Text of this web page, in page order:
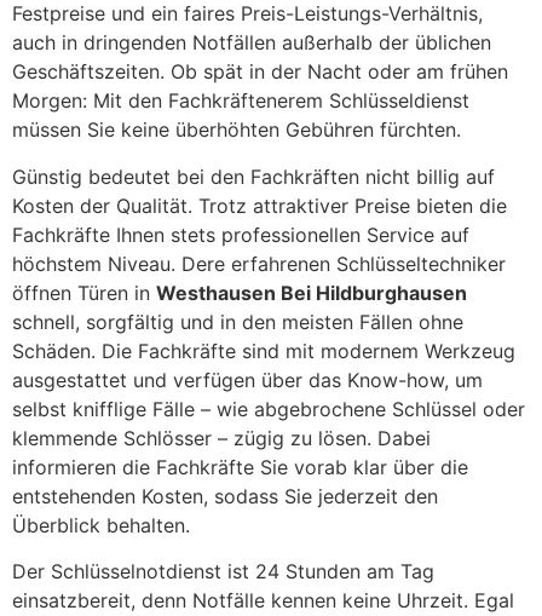
Festpreise und ein faires Preis-Leistungs-Verhältnis,
auch in dringenden Notfällen außerhalb der üblichen
Geschäftszeiten. Ob spät in der Nacht oder am frühen
Morgen: Mit den Fachkräftenerem Schlüsseldienst
müssen Sie keine überhöhten Gebühren fürchten.
Günstig bedeutet bei den Fachkräften nicht billig auf
Kosten der Qualität. Trotz attraktiver Preise bieten die
Fachkräfte Ihnen stets professionellen Service auf
höchstem Niveau. Dere erfahrenen Schlüsseltechniker
öffnen Türen in Westhausen Bei Hildburghausen
schnell, sorgfältig und in den meisten Fällen ohne
Schäden. Die Fachkräfte sind mit modernem Werkzeug
ausgestattet und verfügen über das Know-how, um
selbst knifflige Fälle – wie abgebrochene Schlüssel oder
klemmende Schlösser – zügig zu lösen. Dabei
informieren die Fachkräfte Sie vorab klar über die
entstehenden Kosten, sodass Sie jederzeit den
Überblick behalten.
Der Schlüsselnotdienst ist 24 Stunden am Tag
einsatzbereit, denn Notfälle kennen keine Uhrzeit. Egal